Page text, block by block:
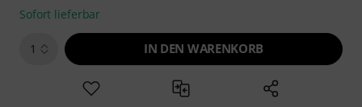
Sofort lieferbar
1 IN DEN WARENKORB